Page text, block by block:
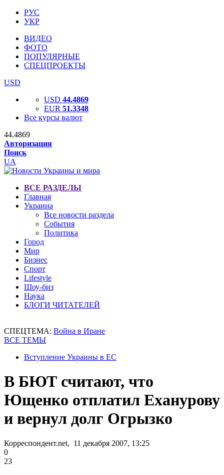
РУС
УКР
ВИДЕО
ФОТО
ПОПУЛЯРНЫЕ
СПЕЦПРОЕКТЫ
USD
USD 44.4869
EUR 51.3348
Все курсы валют
44.4869
Авторизация
Поиск
UA
ВСЕ РАЗДЕЛЫ
Главная
Украина
Все новости раздела
События
Политика
Город
Мир
Бизнес
Спорт
Lifestyle
Шоу-биз
Наука
БЛОГИ ЧИТАТЕЛЕЙ
СПЕЦТЕМА: Война в Иране
ВСЕ ТЕМЫ
Вступление Украины в ЕС
В БЮТ считают, что
Ющенко отплатил Еханурову
и вернул долг Огрызко
Корреспондент.net, 11 декабря 2007, 13:25
0
23